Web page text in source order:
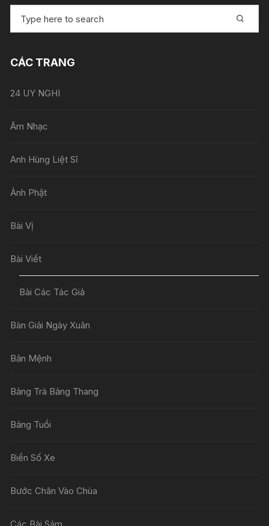
i
m
CÁC TRANG
24 UY NGHI
Âm Nhạc
Anh Hùng Liệt Sĩ
Ảnh Phật
Bài Vị
Bài Viết
Bài Các Tác Giả
Bàn Giải Ngày Xuân
Bản Mệnh
Bảng Trà Bảng Thang
Bảng Tuổi
Biển Số Xe
Bước Chân Vào Chùa